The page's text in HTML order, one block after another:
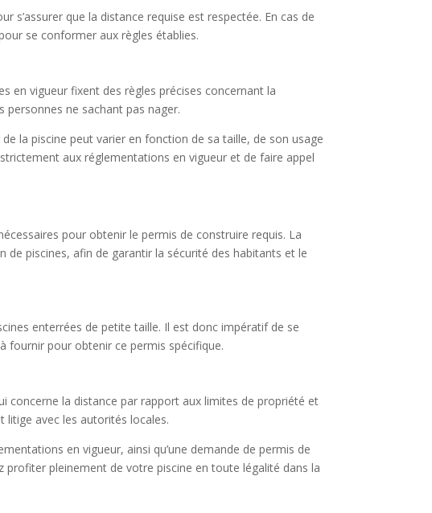
que la distance requise est respectée. En cas de
se conformer aux règles établies.
en vigueur fixent des règles précises concernant la
ne sachant pas nager.
la piscine peut varier en fonction de sa taille, de son usage
aux réglementations en vigueur et de faire appel
pour obtenir le permis de construire requis. La
piscines, afin de garantir la sécurité des habitants et le
enterrées de petite taille. Il est donc impératif de se
fournir pour obtenir ce permis spécifique.
concerne la distance par rapport aux limites de propriété et
avec les autorités locales.
en vigueur, ainsi qu’une demande de permis de
pleinement de votre piscine en toute légalité dans la